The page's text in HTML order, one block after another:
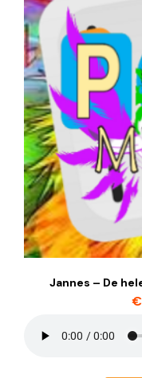
Jannes – De
€